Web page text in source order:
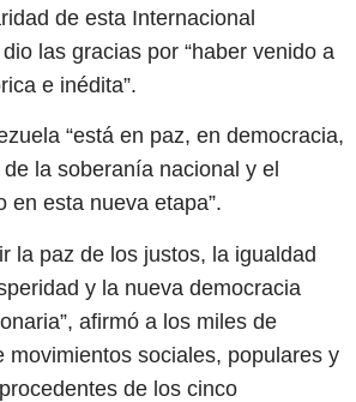
de esta Internacional
las gracias por “haber venido a
e inédita”.
“está en paz, en democracia,
la soberanía nacional y el
en esta nueva etapa”.
la paz de los justos, la igualdad
y la nueva democracia
afirmó a los miles de
movimientos sociales, populares y
de los cinco